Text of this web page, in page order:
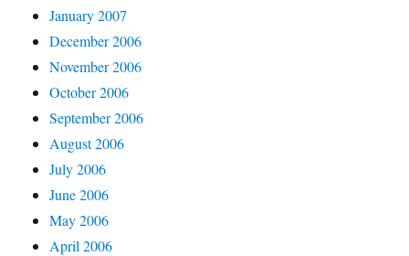
January 2007
December 2006
November 2006
October 2006
September 2006
August 2006
July 2006
June 2006
May 2006
April 2006